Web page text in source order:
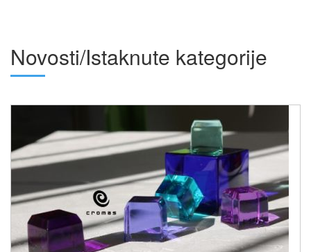
Novosti/Istaknute kategorije